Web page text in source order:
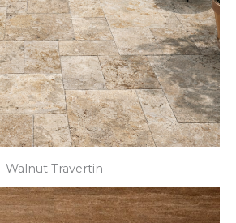
Walnut Travertin